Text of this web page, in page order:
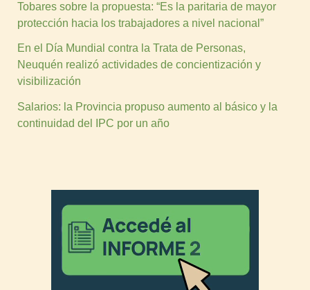
Tobares sobre la propuesta: “Es la paritaria de mayor
protección hacia los trabajadores a nivel nacional”
En el Día Mundial contra la Trata de Personas,
Neuquén realizó actividades de concientización y
visibilización
Salarios: la Provincia propuso aumento al básico y la
continuidad del IPC por un año